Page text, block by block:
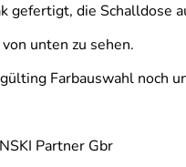
gefertigt, die Schalldose
unten zu sehen.
Farbauswahl noch
Partner Gbr